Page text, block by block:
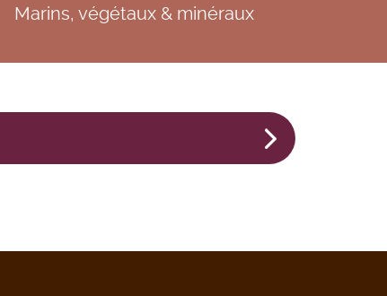
Marins, végétaux & minéraux